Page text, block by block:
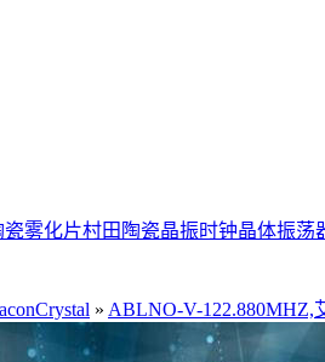
瓷雾化片村田陶瓷晶振时钟晶体振荡
» ABLNO-V-